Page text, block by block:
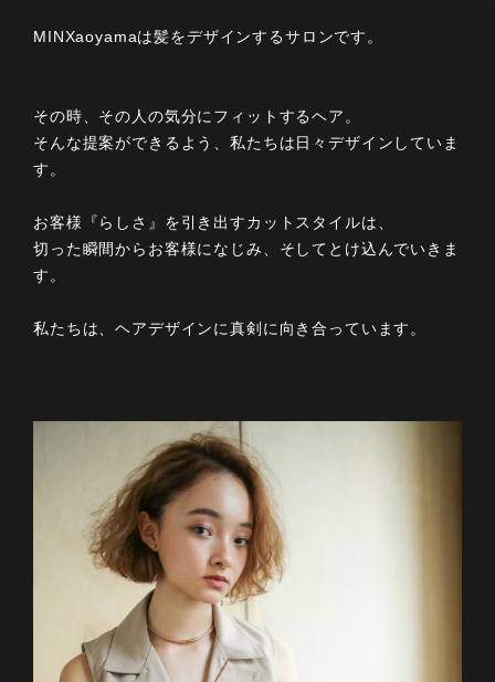
MINXaoyamaは髪をデザインするサロンです。
その時、その人の気分にフィットするヘア。
そんな提案ができるよう、私たちは日々デザインしていま
す。
お客様『らしさ』を引き出すカットスタイルは、
切った瞬間からお客様になじみ、そしてとけ込んでいきま
す。
私たちは、ヘアデザインに真剣に向き合っています。